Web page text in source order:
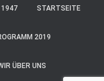
1947 STARTSEITE
2019
ÜBER UNS